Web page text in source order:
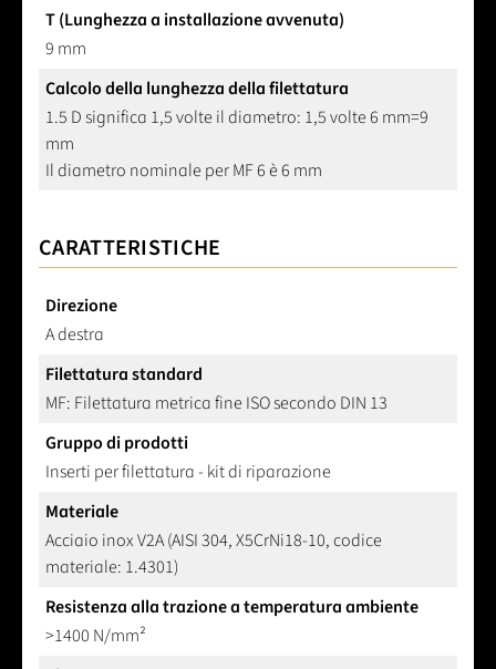
T (Lunghezza a installazione avvenuta)
9 mm
Calcolo della lunghezza della filettatura
1.5 D significa 1,5 volte il diametro: 1,5 volte 6 mm=9
mm
Il diametro nominale per MF 6 è 6 mm
CARATTERISTICHE
Direzione
A destra
Filettatura standard
MF: Filettatura metrica fine ISO secondo DIN 13
Gruppo di prodotti
Inserti per filettatura - kit di riparazione
Materiale
Acciaio inox V2A (AISI 304, X5CrNi18-10, codice
materiale: 1.4301)
Resistenza alla trazione a temperatura ambiente
>1400 N/mm²